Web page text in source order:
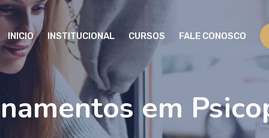
INICIO INSTITUCIONAL CURSOS FALE CONOSCO
em